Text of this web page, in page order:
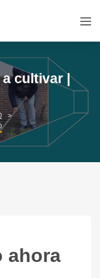
cultivar |
ahora